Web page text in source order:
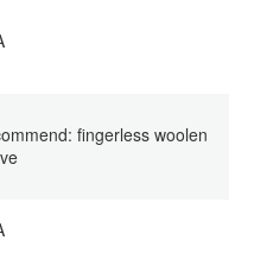
fingerless woolen